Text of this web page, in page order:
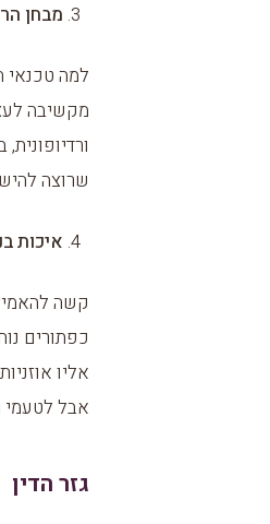
מבחן
למה טכנאי
מקשיבה
שרוצה
איכות
אליו
אבל לטעמי
גזר הדין